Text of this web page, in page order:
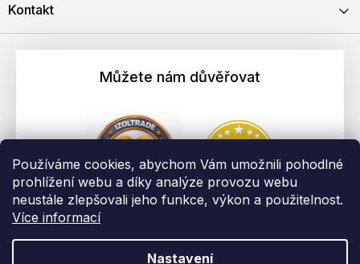
Používáme cookies, abychom Vám umožnili pohodlné
prohlížení webu a díky analýze provozu webu
neustále zlepšovali jeho funkce, výkon a použitelnost.
Více informací
Nastavení
Kontakt
Můžete nám důvěřovat